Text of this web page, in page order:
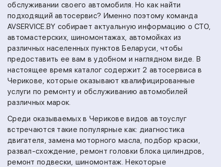
обслуживании своего автомобиля. Но как найти
подходящий автосервис? Именно поэтому команда
AVSERVICE.BY собирает актуальную информацию о СТО,
автомастерских, шиномонтажах, автомойках из
различных населенных пунктов Беларуси, чтобы
предоставить ее вам в удобном и наглядном виде. В
настоящее время каталог содержит 2 автосервиса в
Черикове, которые оказывают квалифицированные
услуги по ремонту и обслуживанию автомобилей
различных марок.
Среди оказываемых в Черикове видов автоуслуг
встречаются такие популярные как: диагностика
двигателя,замена моторного масла, подбор краски,
развал-схождение,ремонт головки блока цилиндров,
ремонт подвески, шиномонтаж. Некоторые